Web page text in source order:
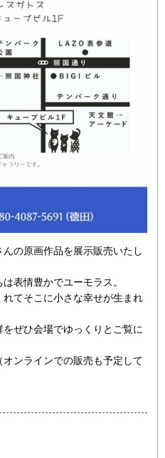
の原画作品を展示販売いたし
表情豊かでユーモラス。
てそこに小さな幸せが生まれ
ぜひ会場でゆっくりとご覧に
ンラインでの販売も予定して